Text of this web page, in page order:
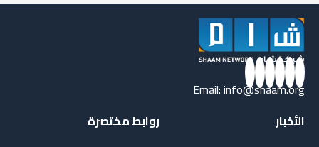
Email:info@shaam.org
الأخبار
روابط مختصرة